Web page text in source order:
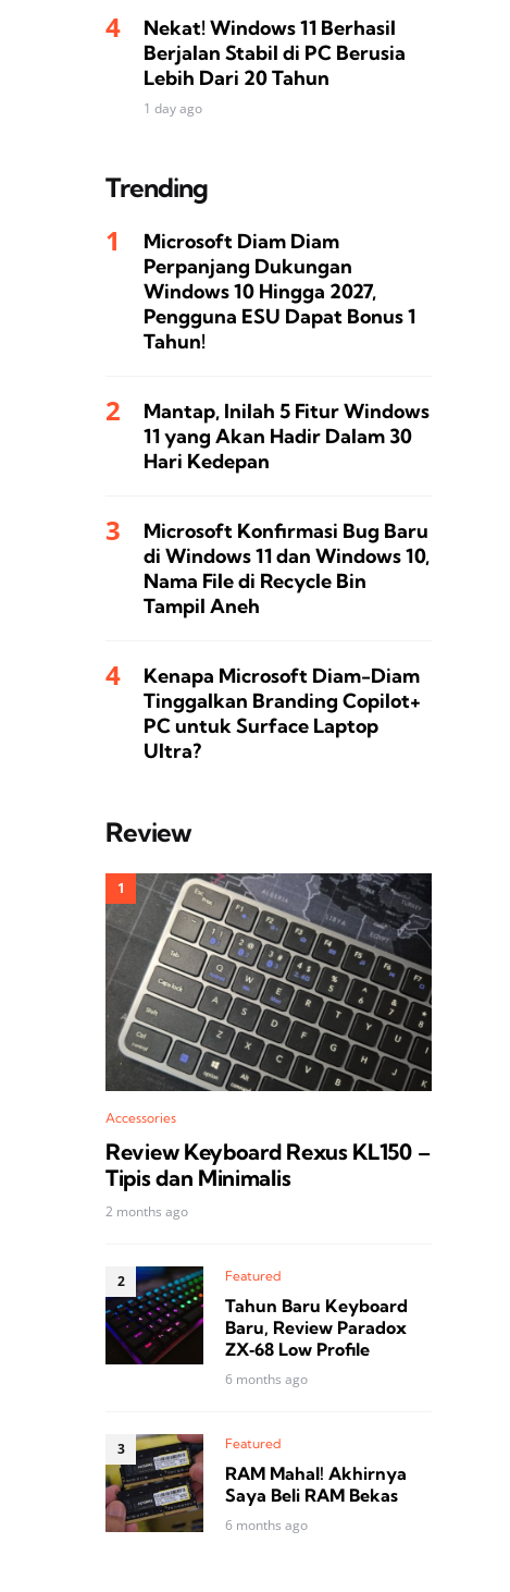
Nekat! Windows 11 Berhasil
Berjalan Stabil di PC Berusia
Lebih Dari 20 Tahun
1 day ago
Trending
Microsoft Diam Diam
Perpanjang Dukungan
Windows 10 Hingga 2027,
Pengguna ESU Dapat Bonus 1
Tahun!
Mantap, Inilah 5 Fitur Windows
11 yang Akan Hadir Dalam 30
Hari Kedepan
Microsoft Konfirmasi Bug Baru
di Windows 11 dan Windows 10,
Nama File di Recycle Bin
Tampil Aneh
Kenapa Microsoft Diam-Diam
Tinggalkan Branding Copilot+
PC untuk Surface Laptop
Ultra?
Review
Accessories
Review Keyboard Rexus KL150 –
Tipis dan Minimalis
2 months ago
Featured
Tahun Baru Keyboard
Baru, Review Paradox
ZX‑68 Low Profile
6 months ago
Featured
RAM Mahal! Akhirnya
Saya Beli RAM Bekas
6 months ago